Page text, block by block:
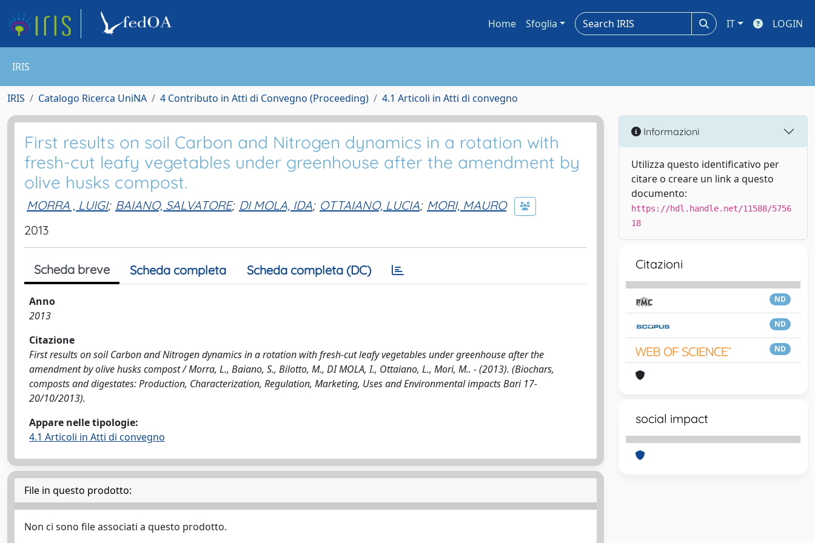
Home Sfoglia IT LOGIN
IRIS
IRIS Catalogo Ricerca UniNA 4 Contributo in Atti di Convegno (Proceeding) 4.1 Articoli in Atti di convegno
First results on soil Carbon and Nitrogen dynamics in a rotation with
fresh-cut leafy vegetables under greenhouse after the amendment by
olive husks compost.
MORRA , LUIGI; BAIANO, SALVATORE; DI MOLA, IDA; OTTAIANO, LUCIA; MORI, MAURO
2013
Scheda breve Scheda completa Scheda completa (DC)
Anno
2013
Citazione
First results on soil Carbon and Nitrogen dynamics in a rotation with fresh-cut leafy vegetables under greenhouse after the
amendment by olive husks compost / Morra, L., Baiano, S., Bilotto, M., DI MOLA, I., Ottaiano, L., Mori, M.. - (2013). (Biochars,
composts and digestates: Production, Characterization, Regulation, Marketing, Uses and Environmental impacts Bari 17-
20/10/2013).
Appare nelle tipologie:
4.1 Articoli in Atti di convegno
File in questo prodotto:
Non ci sono file associati a questo prodotto.
Informazioni
Utilizza questo identificativo per
citare o creare un link a questo
documento:
https://hdl.handle.net/11588/5756
18
Citazioni
ND
ND
ND
social impact